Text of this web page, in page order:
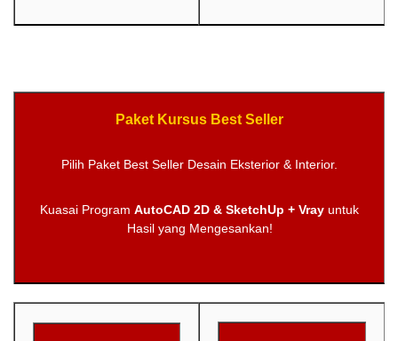
Paket Kursus Best Seller
Pilih Paket Best Seller Desain Eksterior & Interior.
Kuasai Program AutoCAD 2D & SketchUp + Vray untuk
Hasil yang Mengesankan!